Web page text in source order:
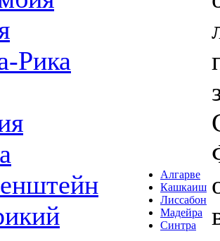
Рика
Алгарве
Кашкаиш
Лиссабон
Мадейра
Синтра